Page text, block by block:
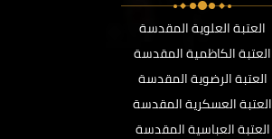
العتبة العلوية المقدسة
العتبة الكاظمية المقدسة
العتبة الرضوية المقدسة
العتبة العسكرية المقدسة
العتبة العباسية المقدسة